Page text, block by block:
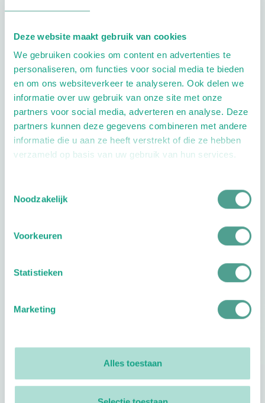
Deze website maakt gebruik van cookies
We gebruiken cookies om content en advertenties te
personaliseren, om functies voor social media te bieden
en om ons websiteverkeer te analyseren. Ook delen we
informatie over uw gebruik van onze site met onze
partners voor social media, adverteren en analyse. Deze
partners kunnen deze gegevens combineren met andere
informatie die u aan ze heeft verstrekt of die ze hebben
verzameld op basis van uw gebruik van hun services.
Noodzakelijk
Voorkeuren
Statistieken
Marketing
Alles toestaan
Extra opties
Plan je route
Footer
Volg ProVoet